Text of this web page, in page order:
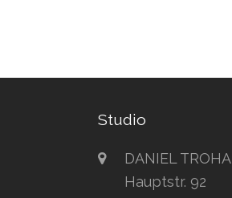
Studio
DANIEL TROHA
Hauptstr. 92